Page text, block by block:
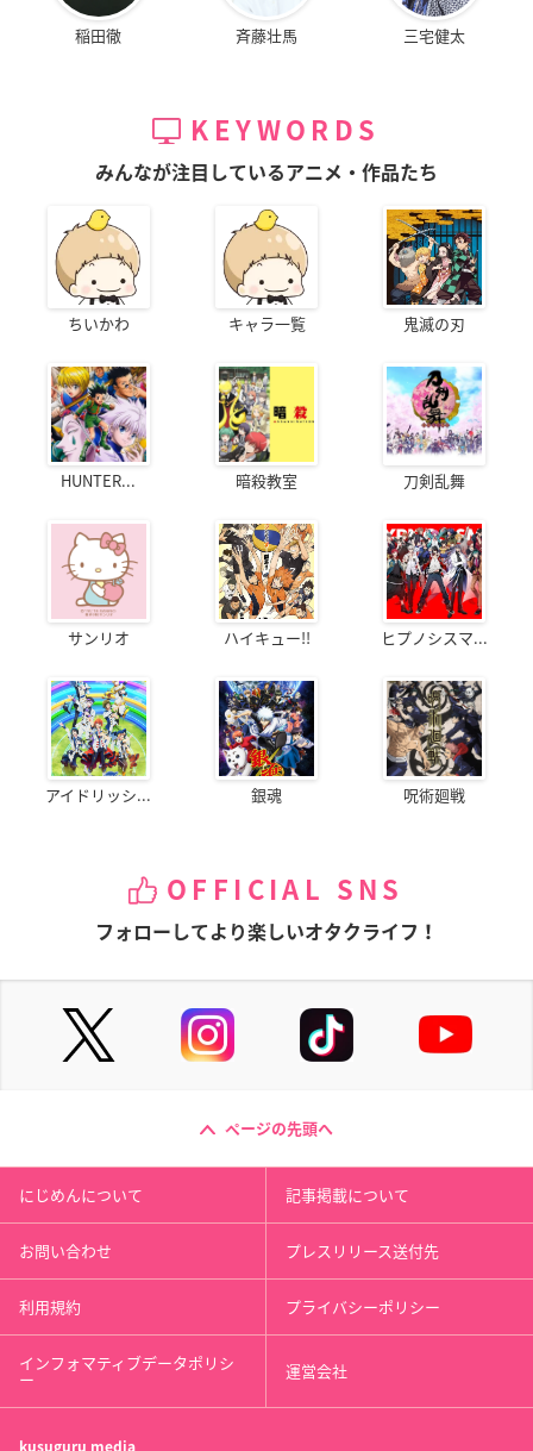
稲田徹 斉藤壮馬 三宅健太
KEYWORDS
みんなが注目しているアニメ・作品たち
ちいかわ キャラ一覧 鬼滅の刃
HUNTER... 暗殺教室 刀剣乱舞
サンリオ ハイキュー!! ヒプノシスマ...
アイドリッシ... 銀魂 呪術廻戦
OFFICIAL SNS
フォローしてより楽しいオタクライフ！
ページの先頭へ
にじめんについて 記事掲載について
お問い合わせ プレスリリース送付先
利用規約 プライバシーポリシー
インフォマティブデータポリシ
ー 運営会社
kusuguru media